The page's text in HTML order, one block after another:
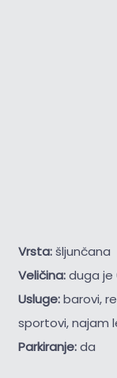
Vrsta:šljunčana
Veličina:duga je
Usluge:barovi,
sportovi, najam
Parkiranje:da